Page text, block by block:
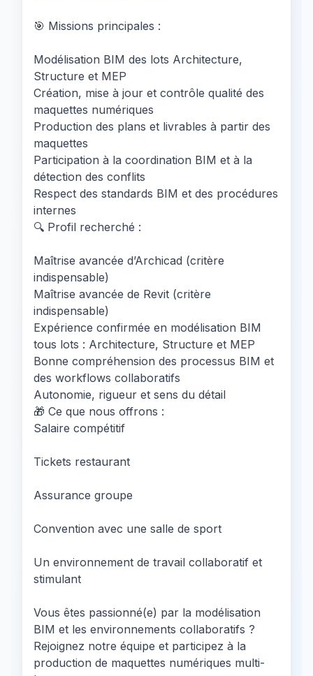
🎯 Missions principales :
Modélisation BIM des lots Architecture,
Structure et MEP
Création, mise à jour et contrôle qualité des
maquettes numériques
Production des plans et livrables à partir des
maquettes
Participation à la coordination BIM et à la
détection des conflits
Respect des standards BIM et des procédures
internes
🔍 Profil recherché :
Maîtrise avancée d’Archicad (critère
indispensable)
Maîtrise avancée de Revit (critère
indispensable)
Expérience confirmée en modélisation BIM
tous lots : Architecture, Structure et MEP
Bonne compréhension des processus BIM et
des workflows collaboratifs
Autonomie, rigueur et sens du détail
🎁 Ce que nous offrons :
Salaire compétitif
Tickets restaurant
Assurance groupe
Convention avec une salle de sport
Un environnement de travail collaboratif et
stimulant
Vous êtes passionné(e) par la modélisation
BIM et les environnements collaboratifs ?
Rejoignez notre équipe et participez à la
production de maquettes numériques multi-